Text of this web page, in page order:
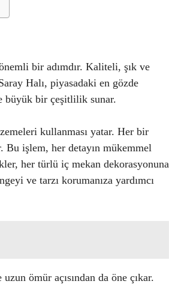
bir adımdır. Kaliteli, şık ve
Halı, piyasadaki en gözde
büyük bir çeşitlilik sunar.
kullanması yatar. Her bir
Bu işlem, her detayın mükemmel
her türlü iç mekan dekorasyonuna
ve tarzı korumanıza yardımcı
ömür açısından da öne çıkar.